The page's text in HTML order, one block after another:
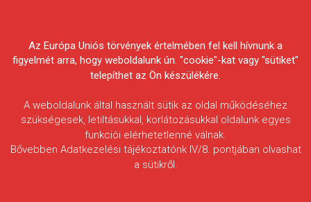
Egyesületek Szövetsége
HÍREK
Összefoglaló a KHESZ
Az Európa Uniós törvények értelmében fel kell hívnunk a
figyelmét arra, hogy weboldalunk ún. "cookie"-kat vagy "sütiket"
telepíthet az Ön készülékére.
A weboldalunk által használt sütik az oldal működéséhez
szükségesek, letiltásukkal, korlátozásukkal oldalunk egyes
funkciói elérhetetlenné válnak.
Bővebben Adatkezelési tájékoztatónk IV/8. pontjában olvashat
a sütikről.